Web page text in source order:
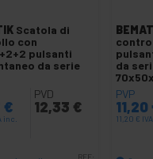
Scatola di
con
pulsanti
da serie
€
inc.
PVD
12,33 €
REF:
da
PVP
11,20
11,20 €